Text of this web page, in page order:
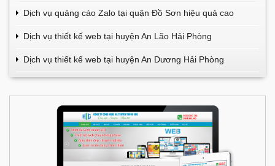
Dịch vụ quảng cáo Zalo tại quận Đồ Sơn hiệu quả cao
Dịch vụ thiết kế web tại huyện An Lão Hải Phòng
Dịch vụ thiết kế web tại huyện An Dương Hải Phòng